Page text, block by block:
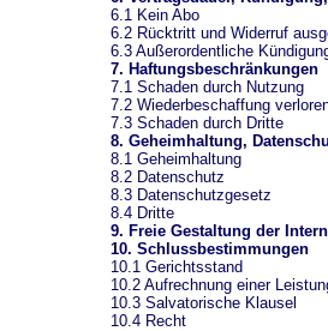
6.1 Kein Abo
6.2 Rücktritt und Widerruf
6.3 Außerordentliche
7. Haftungsbeschränkungen
7.1 Schaden durch Nutzung
7.2 Wiederbeschaffung
7.3 Schaden durch Dritte
8. Geheimhaltung,
8.1 Geheimhaltung
8.2 Datenschutz
8.3 Datenschutzgesetz
8.4 Dritte
9. Freie Gestaltung der
10. Schlussbestimmungen
10.1 Gerichtsstand
10.2 Aufrechnung einer
10.3 Salvatorische Klausel
10.4 Recht